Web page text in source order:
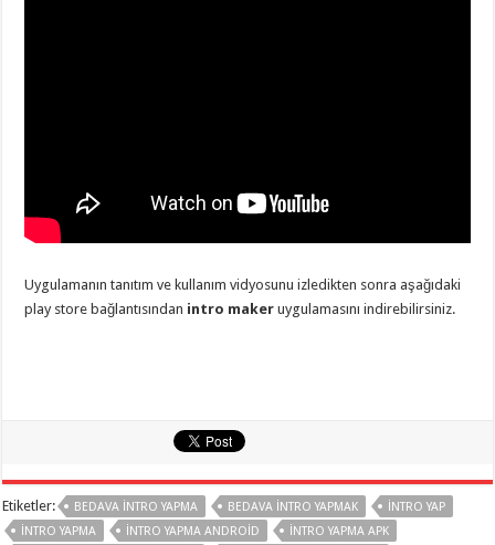
Uygulamanın tanıtım ve kullanım vidyosunu izledikten sonra aşağıdaki
play store bağlantısından intro maker uygulamasını indirebilirsiniz.
Etiketler: BEDAVA INTRO YAPMA BEDAVA INTRO YAPMAK
INTRO YAP
INTRO YAPMA
INTRO YAPMA ANDROID
INTRO YAPMA APK